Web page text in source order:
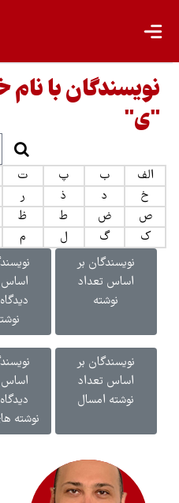
نویسندگان با
"ی"
الف ب پ ت
خ
د ذ ر
ص
ض ط ظ
ک
گ ل م
نویسندگان بر
اساس تعداد
نوشته
اساس
نویسندگان بر
اساس تعداد
نوشته امسال
اساس
نوشته